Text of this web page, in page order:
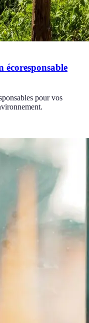
écoresponsable
pour vos